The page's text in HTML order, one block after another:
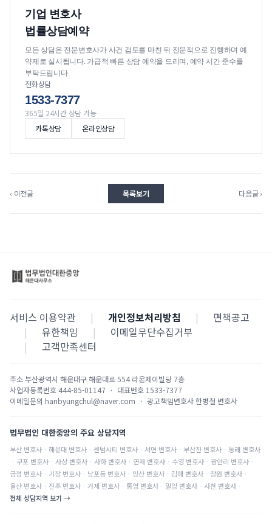
기업 변호사
법률상담예약
모든 상담은 전문변호사가 사건 검토를 마친 뒤 전문적으로 진행하며 예
약제로 실시됩니다. 가급적 빠른 상담 예약을 드리며, 예약 시간 준수를
부탁드립니다.
전화상담
1533-7377
365일 24시간 상담 가능
카톡상담
온라인상담
‹ 이전글 목록보기 다음글 ›
서비스 이용약관 | 개인정보처리방침 |
면책공고
|
유한책임 |
이메일무단수집거부
|
고객만족센터
주소부산광역시 해운대구 해운대로 554 라온제이빌딩 7층
사업자등록번호 444-85-01147 · 대표번호 1533-7377
이메일문의 hanbyungchul@naver.com · 광고책임변호사한병철 변호사
법무법인 대한중앙의 주요 상담지역
부산 변호사 · 해운대 변호사 · 센텀시티 변호사 · 서면 변호사 · 부산진 변호사 · 동래 변호사
· 구포 변호사 · 사상 변호사 · 사하 변호사 · 연제 변호사 · 수영 변호사 · 광안리 변호사 ·
금정 변호사 · 기장 변호사 · 남포동 변호사 · 양산 변호사 · 김해 변호사 · 창원 변호사 ·
울산 변호사 · 진주 변호사 · 거제 변호사 · 통영 변호사 · 밀양 변호사 · 사천 변호사 ·
전체 상담지역 보기 →